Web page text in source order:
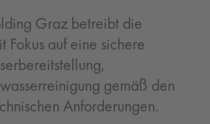
Graz betreibt die
Fokus auf eine sichere
gemäß den
Anforderungen.